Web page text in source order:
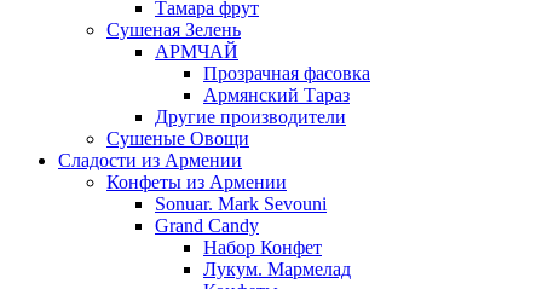
Тамара фрут
Сушеная Зелень
АРМЧАЙ
Прозрачная фасовка
Армянский Тараз
Другие производители
Сушеные Овощи
Сладости из Армении
Конфеты из Армении
Sonuar. Mark Sevouni
Grand Candy
Набор Конфет
Лукум. Мармелад